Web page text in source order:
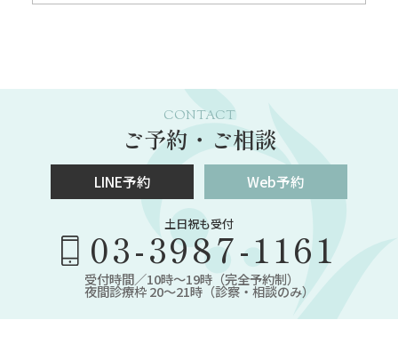
CONTACT
ご予約・ご相談
LINE予約 Web予約
土日祝も受付
03-3987-1161
受付時間／10時～19時（完全予約制）
夜間診療枠 20～21時（診察・相談のみ）